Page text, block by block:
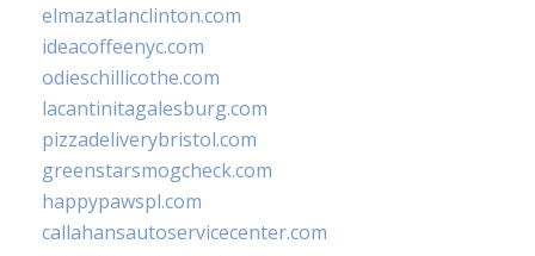
elmazatlanclinton.com
ideacoffeenyc.com
odieschillicothe.com
lacantinitagalesburg.com
pizzadeliverybristol.com
greenstarsmogcheck.com
happypawspl.com
callahansautoservicecenter.com